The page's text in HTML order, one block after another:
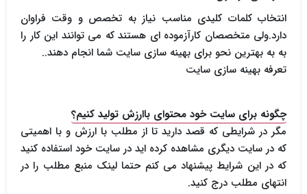
انتخاب کلمات کلیدی مناسب نیاز به تخصص و وقت فراوان
دارد.ولی متخصصان کارآزموده ای هستند که می توانند این کار را
به به بهترین نحو برای بهینه سازی سایت شما انجام دهند..
تعرفه بهینه سازی سایت
چگونه برای سایت خود محتوای باارزش تولید کنیم؟
مگر در شرایطی که قصد دارید تا از مطلب با ارزش و با اهمیتی
که در سایت دیگری مشاهده کرده اید در سایت خود استفاده کنید
که در این شرایط پیشنهاد می کنم حتما لینک منبع مطلب را در
انتهای مطلب درج کنید.